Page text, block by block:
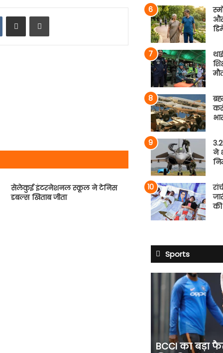
VKontakte
Share via Email Print
सेलेकुई इंटरनेशनल स्कूल ने टेनिस
डबल्स खिताब जीता
ने
की
Sports
फैसला:
खिलाड़ियों
फिटनेस
BCCI का बड़ा